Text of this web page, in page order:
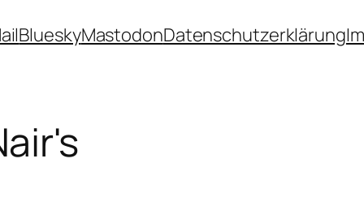
BlueskyMastodonDatenschutzerklärung